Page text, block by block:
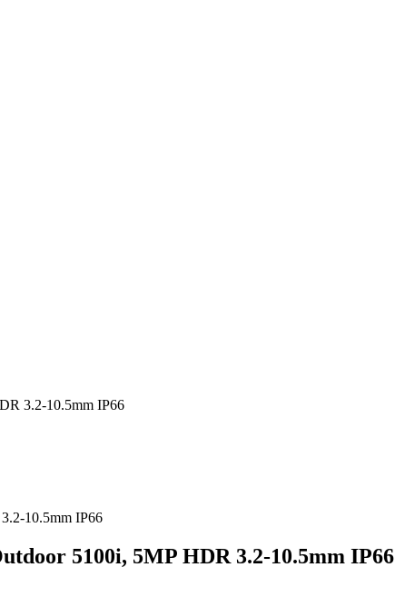
3.2-10.5mm IP66
5100i, 5MP HDR 3.2-10.5mm IP66